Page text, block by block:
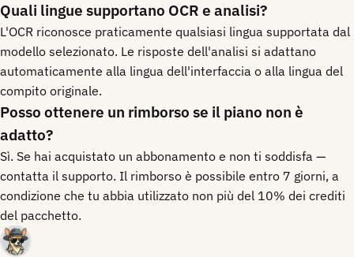
Quali lingue supportano OCR e analisi?
L'OCR riconosce praticamente qualsiasi lingua supportata dal
modello selezionato. Le risposte dell'analisi si adattano
automaticamente alla lingua dell'interfaccia o alla lingua del
compito originale.
Posso ottenere un rimborso se il piano non è
adatto?
Sì. Se hai acquistato un abbonamento e non ti soddisfa —
contatta il supporto. Il rimborso è possibile entro 7 giorni, a
condizione che tu abbia utilizzato non più del 10% dei crediti
del pacchetto.